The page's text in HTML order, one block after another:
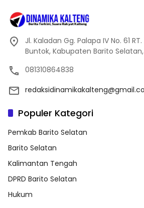
Jl. Kaladan Gg. Palapa IV No. 61
Buntok, Kabupaten Barito
081310864838
Populer Kategori
Pemkab Barito Selatan
Barito Selatan
Kalimantan Tengah
DPRD Barito Selatan
Hukum